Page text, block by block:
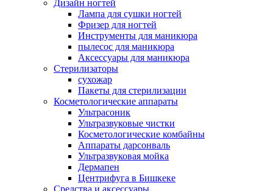
Дизайн ногтей
Лампа для сушки ногтей
Фризер для ногтей
Инструменты для маникюра
пылесос для маникюра
Аксессуары для маникюра
Стерилизаторы
сухожар
Пакеты для стерилизации
Косметологические аппараты
Ультрасоник
Ультразвуковые чистки
Косметологические комбайны
Аппараты дарсонваль
Ультразвуковая мойка
Дермапен
Центрифуга в Бишкеке
Средства и аксессуары